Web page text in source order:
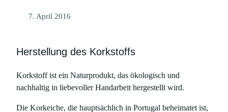
7. April 2016
Herstellung des Korkstoffs
Korkstoff ist ein Naturprodukt, das ökologisch und
nachhaltig in liebevoller Handarbeit hergestellt wird.
Die Korkeiche, die hauptsächlich in Portugal beheimatet ist,